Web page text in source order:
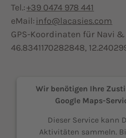
Tel.:+39 0474 978 441
eMail: info@lacasies.com
GPS-Koordinaten für Navi &
46.8341170282848,
Wir benötigen Ihre
Google Maps-
Dieser Service kann
Aktivitäten sammeln.